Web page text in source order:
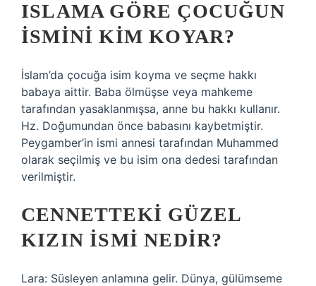
ISLAMA GÖRE ÇOCUĞUN
ISMINI KIM KOYAR?
İslam’da çocuğa isim koyma ve seçme hakkı
babaya aittir. Baba ölmüşse veya mahkeme
tarafından yasaklanmışsa, anne bu hakkı kullanır.
Hz. Doğumundan önce babasını kaybetmiştir.
Peygamber’in ismi annesi tarafından Muhammed
olarak seçilmiş ve bu isim ona dedesi tarafından
verilmiştir.
CENNETTEKI GÜZEL
KIZIN ISMI NEDIR?
Lara: Süsleyen anlamına gelir. Dünya, gülümseme